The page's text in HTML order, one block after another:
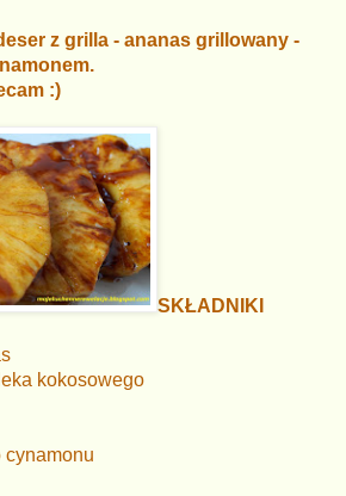
z grilla - ananas grillowany -
:)
SKŁADNIKI
kokosowego
cynamonu